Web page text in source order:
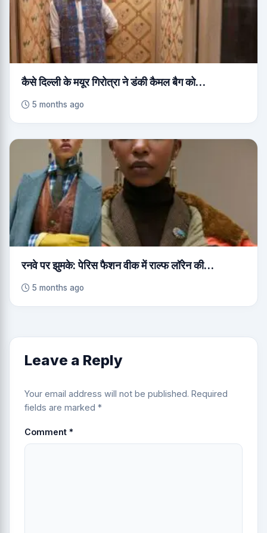
कैसे दिल्ली के मयूर गिरोत्रा ​​ने डंकी कैमल बैग को…
5 months ago
रनवे पर झुमके: पेरिस फैशन वीक में राल्फ लॉरेन की…
5 months ago
Leave a Reply
Your email address will not be published. Required
fields are marked *
Comment *